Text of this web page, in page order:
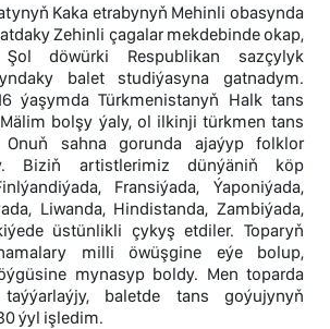
Kaka etrabynyň Mehinli obasynda
Zehinli çagalar mekdebinde okap,
döwürki Respublikan sazçylyk
balet studiýasyna gatnadym.
ýaşymda Türkmenistanyň Halk tans
bolşy ýaly, ol ilkinji türkmen tans
sahna gorunda ajaýyp folklor
Biziň artistlerimiz dünýäniň köp
Fransiýada, Ýaponiýada,
Liwanda, Hindistanda, Zambiýada,
üstünlikli çykyş etdiler. Toparyň
milli öwüşgine eýe bolup,
mynasyp boldy. Men toparda
baletde tans goýujynyň
ýyl işledim.